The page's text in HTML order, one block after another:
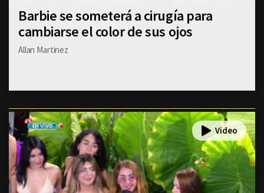
Barbie se someterá a cirugía para
cambiarse el color de sus ojos
Allan Martinez